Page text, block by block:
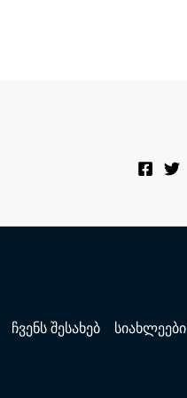
ჩვენს შესახებ სიახლეები